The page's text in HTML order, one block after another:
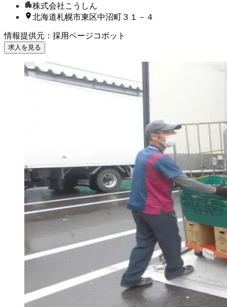
株式会社こうしん
北海道札幌市東区中沼町３１－４
情報提供元 ： 採用ページコボット
求人を見る